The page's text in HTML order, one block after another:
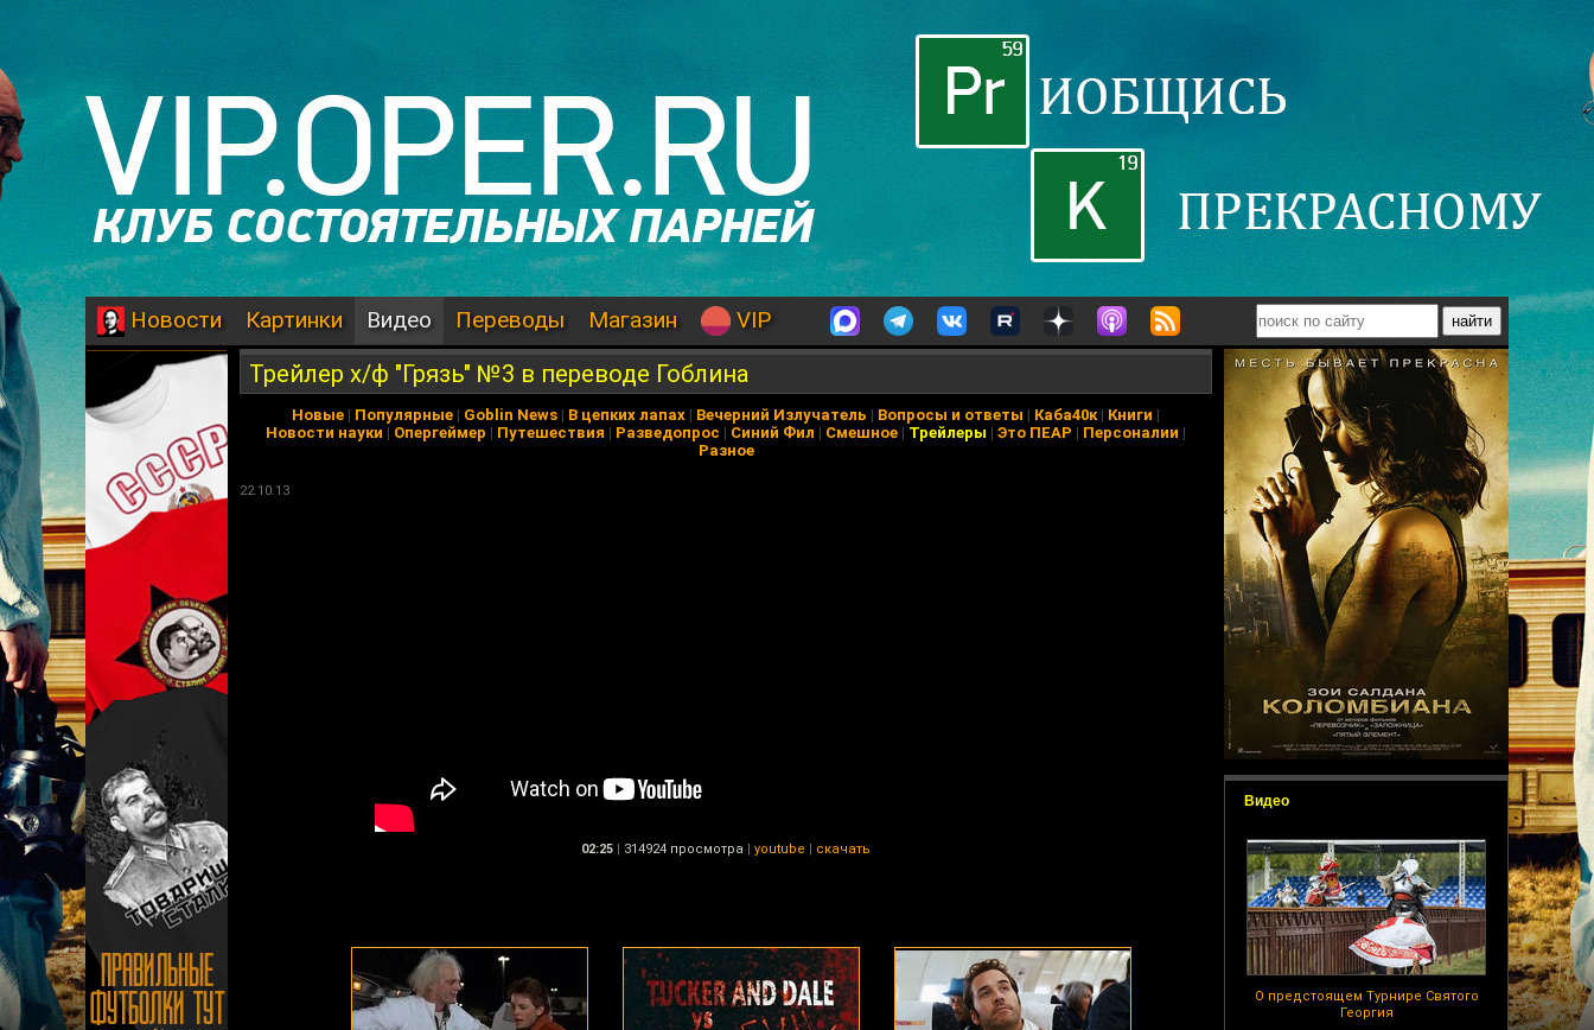
Новости Картинки Видео Переводы Магазин VIP
Видео
О предстоящем Турнире Святого
Георгия
Трейлер х/ф "Грязь" №3 в переводе Гоблина
Новые | Популярные | Goblin News | В цепких лапах | Вечерний Излучатель | Вопросы и ответы | Каба40к| Книги |
Новости науки | Опергеймер | Путешествия | Разведопрос | Синий Фил | Смешное | Трейлеры | Это ПЕАР | Персоналии |
Разное
22.10.13
02:25 | 314924 просмотра | youtube | скачать